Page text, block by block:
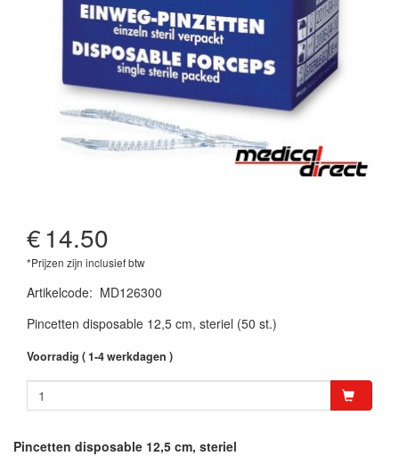
€14.50
*Prijzen zijn inclusief btw
Artikelcode: MD126300
Pincetten disposable 12,5 cm, steriel (50 st.)
Voorradig ( 1-4 werkdagen )
Pincetten disposable 12,5 cm, steriel